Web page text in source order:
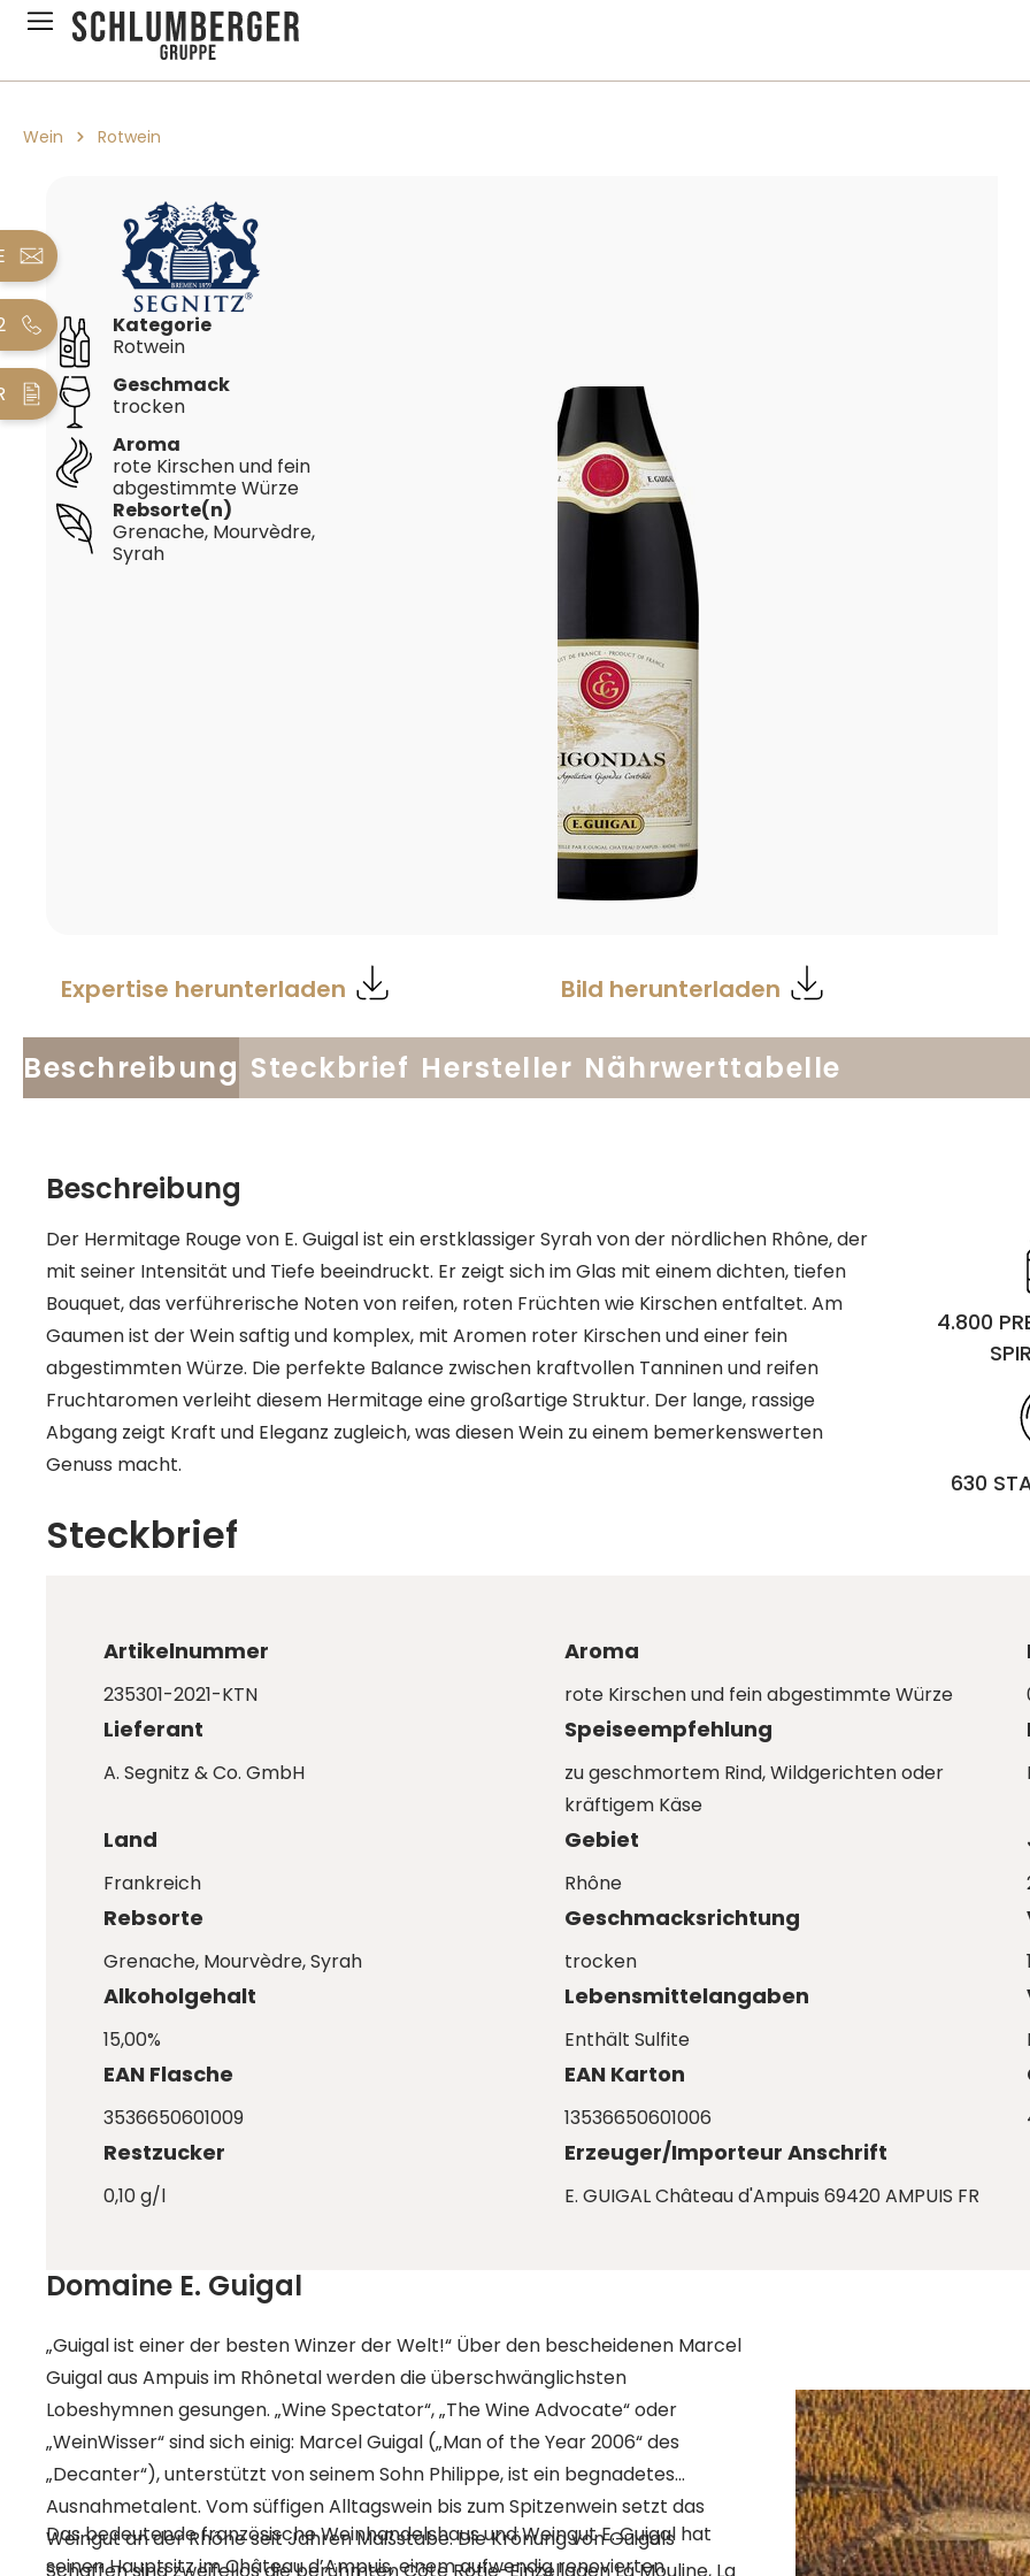
Zur Hauptnavigation springen
Wein Rotwein
Geschmack
trocken
Aroma
rote Kirschen und fein
abgestimmte Würze
Kategorie
Rotwein
Rebsorte(n)
Grenache, Mourvèdre,
Syrah
Expertise herunterladen Bild herunterladen
Beschreibung Steckbrief Hersteller Nährwerttabelle
Beschreibung
Der Hermitage Rouge von E. Guigal ist ein erstklassiger Syrah von der nördlichen Rhône, der
mit seiner Intensität und Tiefe beeindruckt. Er zeigt sich im Glas mit einem dichten, tiefen
Bouquet, das verführerische Noten von reifen, roten Früchten wie Kirschen entfaltet. Am
Gaumen ist der Wein saftig und komplex, mit Aromen roter Kirschen und einer fein
abgestimmten Würze. Die perfekte Balance zwischen kraftvollen Tanninen und reifen
Fruchtaromen verleiht diesem Hermitage eine großartige Struktur. Der lange, rassige
Abgang zeigt Kraft und Eleganz zugleich, was diesen Wein zu einem bemerkenswerten
Genuss macht.
4.800
630
Steckbrief
Artikelnummer
235301-2021-KTN
Aroma
rote Kirschen und fein abgestimmte Würze
Lieferant
A. Segnitz & Co. GmbH
Speiseempfehlung
zu geschmortem Rind, Wildgerichten oder
kräftigem Käse
Land
Frankreich
Gebiet
Rhône
Rebsorte
Grenache, Mourvèdre, Syrah
Geschmacksrichtung
trocken
Alkoholgehalt
15,00%
Lebensmittelangaben
Enthält Sulfite
EAN Flasche
3536650601009
EAN Karton
13536650601006
Restzucker
0,10 g/l
Erzeuger/Importeur Anschrift
E. GUIGAL Château d'Ampuis 69420 AMPUIS FR
Domaine E. Guigal
„Guigal ist einer der besten Winzer der Welt!“ Über den bescheidenen Marcel
Guigal aus Ampuis im Rhônetal werden die überschwänglichsten
Lobeshymnen gesungen. „Wine Spectator“, „The Wine Advocate“ oder
„WeinWisser“ sind sich einig: Marcel Guigal („Man of the Year 2006“ des
„Decanter“), unterstützt von seinem Sohn Philippe, ist ein begnadetes
Ausnahmetalent. Vom süffigen Alltagswein bis zum Spitzenwein setzt das
Weingut an der Rhône seit Jahren Maßstäbe. Die Krönung von Guigals
Das bedeutende französische Weinhandelshaus und Weingut E. Guigal hat
seinen Hauptsitz im Château d’Ampuis, einem aufwendig renovierten